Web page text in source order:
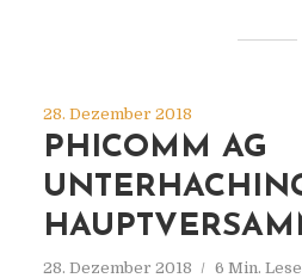
28. Dezember 2018
PHICOMM AG
28. Dezember 2018 6 Min.